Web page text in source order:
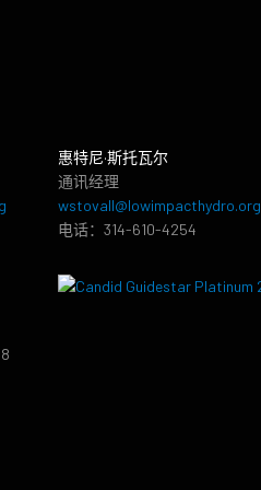
惠特尼·斯托瓦尔
通讯经理
wstovall@lowimpacthydro.org
电话：314-610-4254